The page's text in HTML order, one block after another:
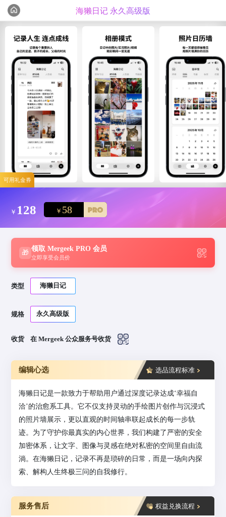
可用礼金券
海獭日记 永久高级版
编辑心选 精选测评
￥ 128 ￥ 58
🎁
领取 Mergeek PRO 会员
立即享受会员价
类型 海獭日记
规格 永久高级版
收货 在 Mergeek 公众服务号收货
编辑心选 选品流程标准
海獭日记是一款致力于帮助用户通过深度记录达成‘幸福自
洽’的治愈系工具。它不仅支持灵动的手绘图片创作与沉浸式
的照片墙展示，更以直观的时间轴串联起成长的每一步轨
迹。为了守护你最真实的内心世界，我们构建了严密的安全
加密体系，让文字、图像与灵感在绝对私密的空间里自由流
淌。在海獭日记，记录不再是琐碎的日常，而是一场向内探
索、解构人生终极三问的自我修行。
服务售后 权益兑换流程